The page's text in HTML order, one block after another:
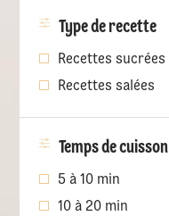
Type de recette
Recettes sucrées
Recettes salées
Temps de cuisson
5 à 10 min
10 à 20 min